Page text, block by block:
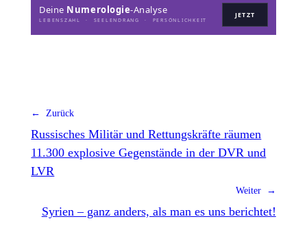
Deine Numerologie-Analyse
LEBENSZAHL · SEELENDRANG · PERSÖNLICHKEIT
JETZT
← Zurück
Russisches Militär und Rettungskräfte räumen
11.300 explosive Gegenstände in der DVR und
LVR
Weiter →
Syrien – ganz anders, als man es uns berichtet!